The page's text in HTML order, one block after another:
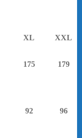
XL XXL
175 179
92 96